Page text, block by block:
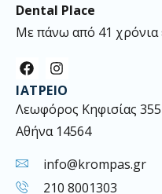
Dental Place
Με πάνω από 41 χρόνια
F
a
c
e
b
o
k
I
n
s
t
a
g
a
ΙΑΤΡΕΊΟ
Λεωφόρος Κηφισίας
Αθήνα 14564
info@krompas.gr
210 8001303